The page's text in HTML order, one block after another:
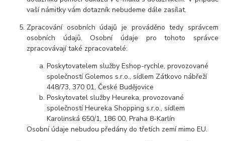
vaší námitky vám dotazník nebudeme dále zasílat.
Zpracování osobních údajů je prováděno tedy správcem
osobních údajů. Osobní údaje pro tohoto správce
zpracovávají také zpracovatelé:
Poskytovatelem služby Eshop-rychle, provozované
společností Golemos s.r.o., sídlem Zátkovo nábřeží
448/73, 370 01, České Budějovice
Poskytovatel služby Heureka, provozované
společností Heureka Shopping s.r.o., sídlem
Karolinská 650/1, 186 00, Praha 8-Karlín
Osobní údaje nebudou předány do třetích zemí mimo EU.